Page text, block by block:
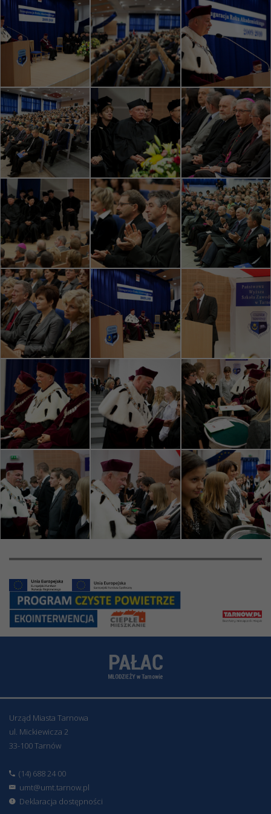
Urząd Miasta Tarnowa
ul. Mickiewicza 2
33-100 Tarnów
(14) 688 24 00
umt@umt.tarnow.pl
Deklaracja dostępności